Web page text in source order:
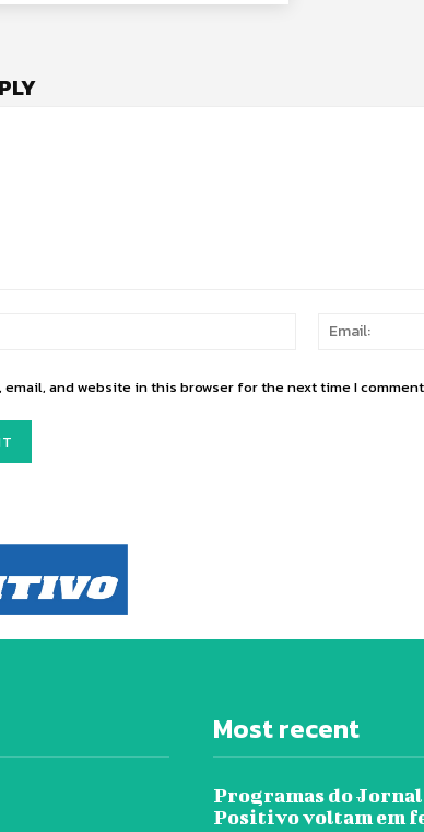
Name:
email, and website in this browser for the next time I
Most recent
Programas do Jornal
Positivo voltam em